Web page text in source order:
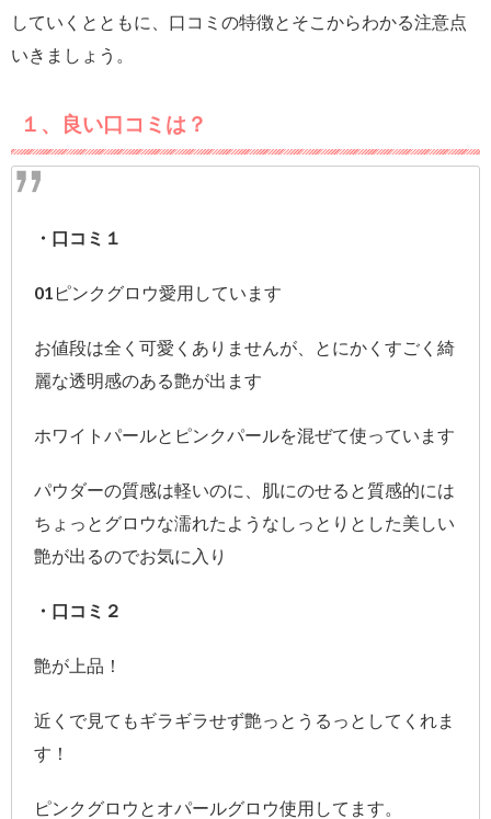
していくとともに、口コミの特徴とそこからわかる注意点
いきましょう。
１、良い口コミは？
・口コミ１
01ピンクグロウ愛用しています
お値段は全く可愛くありませんが、とにかくすごく綺
麗な透明感のある艶が出ます
ホワイトパールとピンクパールを混ぜて使っています
パウダーの質感は軽いのに、肌にのせると質感的には
ちょっとグロウな濡れたようなしっとりとした美しい
艶が出るのでお気に入り
・口コミ２
艶が上品！
近くで見てもギラギラせず艶っとうるっとしてくれま
す！
ピンクグロウとオパールグロウ使用してます。